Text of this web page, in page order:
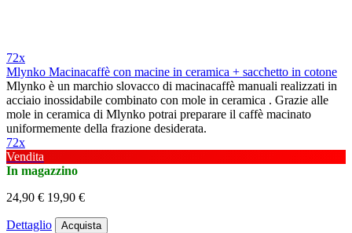
72x
Mlynko Macinacaffè con macine in ceramica + sacchetto in cotone
Mlynko è un marchio slovacco di macinacaffè manuali realizzati in
acciaio inossidabile combinato con mole in ceramica . Grazie alle
mole in ceramica di Mlynko potrai preparare il caffè macinato
uniformemente della frazione desiderata.
72x
Vendita
In magazzino
24,90 € 19,90 €
Dettaglio Acquista